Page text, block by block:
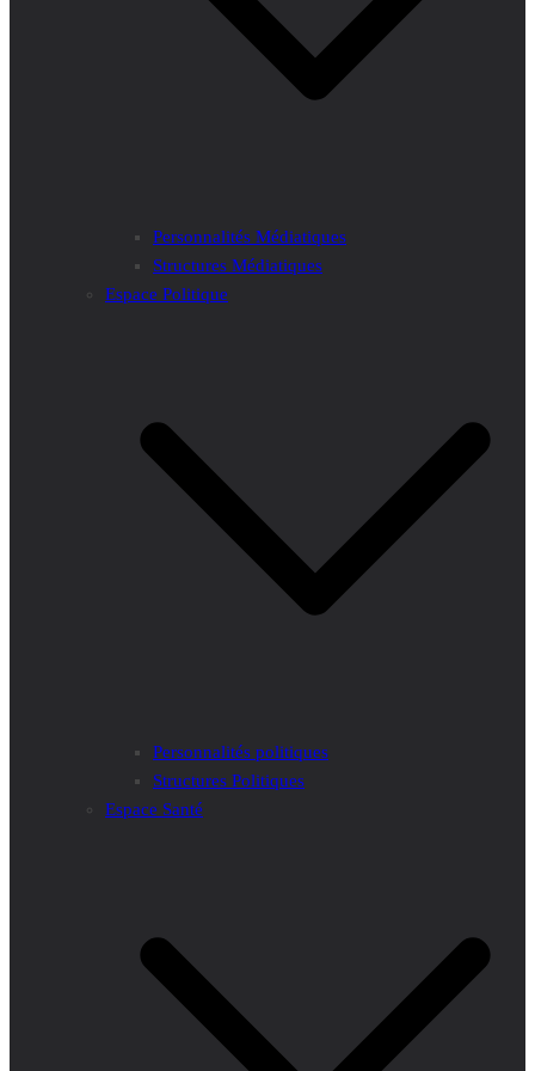
Personnalités Médiatiques
Structures Médiatiques
Espace Politique
Personnalités politiques
Structures Politiques
Espace Santé